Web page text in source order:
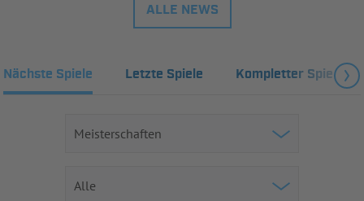
ALLE NEWS
Nächste Spiele Letzte Spiele Kompletter Spielplan